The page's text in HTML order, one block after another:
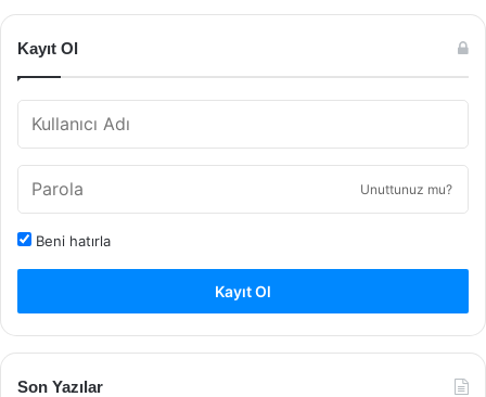
Kayıt Ol
Unuttunuz mu?
Beni hatırla
Kayıt Ol
Son Yazılar